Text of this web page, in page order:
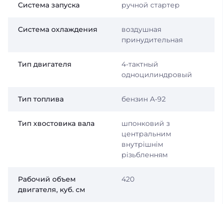
Система запуска ручной стартер
Система охлаждения
воздушная
принудительная
Тип двигателя
4-тактный
одноцилиндровый
Тип топлива бензин А-92
Тип хвостовика вала
шпонковий з
центральним
внутрішнім
різьбленням
Рабочий объем
двигателя, куб. см
420